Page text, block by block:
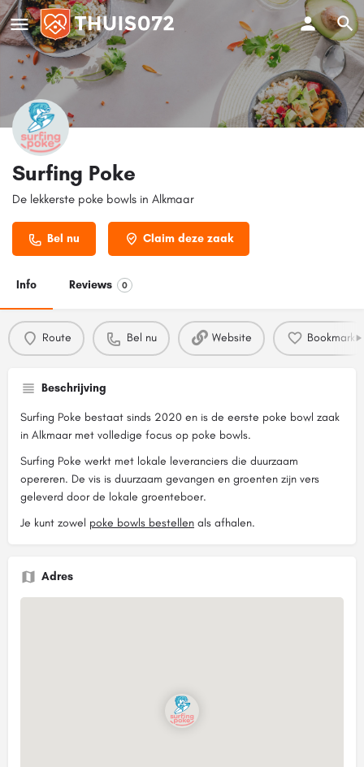
Surfing Poke
De lekkerste poke bowls in Alkmaar
Bel nu Claim deze zaak
Info Reviews 0
Route Bel nu Website Bookmark
Beschrijving
Surfing Poke bestaat sinds 2020 en is de eerste poke bowl zaak
in Alkmaar met volledige focus op poke bowls.
Surfing Poke werkt met lokale leveranciers die duurzaam
opereren. De vis is duurzaam gevangen en groenten zijn vers
geleverd door de lokale groenteboer.
Je kunt zowel poke bowls bestellen als afhalen.
Adres